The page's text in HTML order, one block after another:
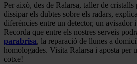
Per això, des de Ralarsa, taller de
dissipar els dubtes sobre els radars,
diferències entre un detector, un avisador
Recorda que entre els nostres serveis
parabrisa, la reparació de llunes a
homologades. Visita Ralarsa i aposta per
cotxe!